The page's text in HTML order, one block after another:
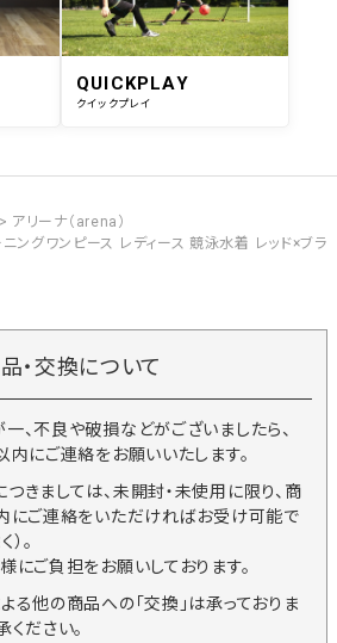
QUICKPLAY
クイックプレイ
アリーナ（arena）
グワンピース レディース 競泳水着 レッド×ブラ
・交換について
、不良や破損などがございましたら、
にご連絡をお願いいたします。
きましては、未開封・未使用に限り、商
にご連絡をいただければお受け可能で
。
にご負担をお願いしております。
る他の商品への「交換」は承っておりま
ください。